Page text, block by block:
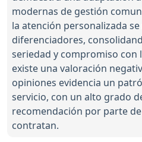
modernas de gestión
la atención personalizada
diferenciadores,
seriedad y compromiso con
existe una valoración
opiniones evidencia un
servicio, con un alto grado
recomendación por parte
contratan.